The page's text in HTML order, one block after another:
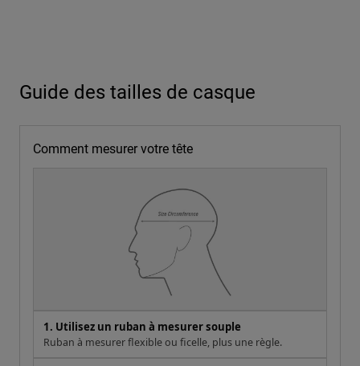
Guide des tailles de casque
Comment mesurer votre tête
1. Utilisez un ruban à mesurer souple
Ruban à mesurer flexible ou ficelle, plus une règle.